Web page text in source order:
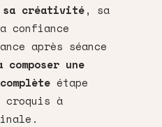
sa créativité, sa
confiance
après séance
composer une
étape
croquis à